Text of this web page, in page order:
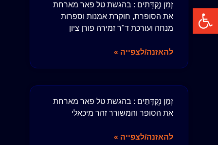
פתח סרגל נגישותזְמַן נְקֻדָּתַים : בהגשת טל פאר מארחת
את הסופרת, חוקרת אמנות וספרות
מנחה ועורכת ד"ר זמירה פורן ציון
להאזנה/לצפייה »
זְמַן נְקֻדָּתַים : בהגשת טל פאר מארחת
את הסופר והמשורר זהר מיכאלי
להאזנה/לצפייה »